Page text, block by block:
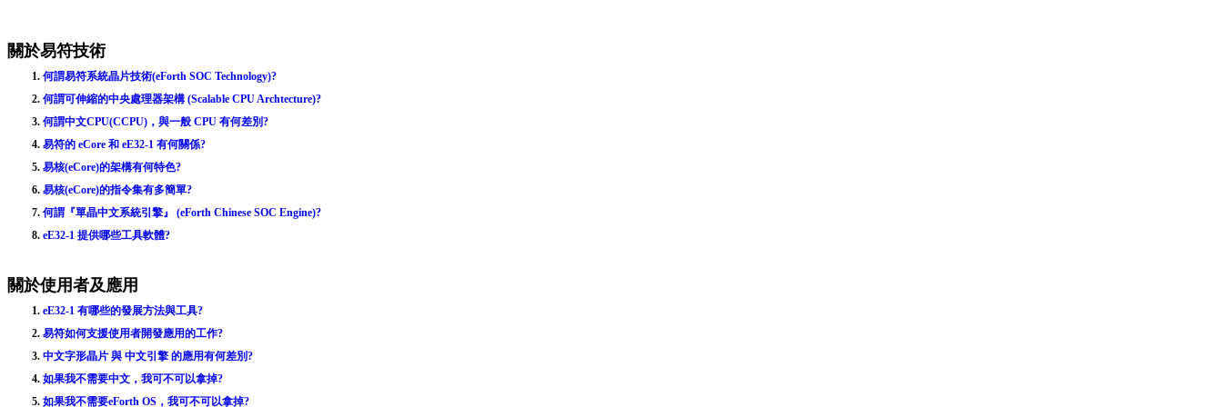
關於易符技術
1. 何謂易符系統晶片技術(eForth SOC Technology)?
2. 何謂可伸縮的中央處理器架構 (Scalable CPU Archtecture)?
3. 何謂中文CPU(CCPU)，與一般 CPU 有何差別?
4. 易符的 eCore 和 eE32-1 有何關係?
5. 易核(eCore)的架構有何特色?
6. 易核(eCore)的指令集有多簡單?
7. 何謂『單晶中文系統引擎』 (eForth Chinese SOC Engine)?
8. eE32-1 提供哪些工具軟體?
關於使用者及應用
1. eE32-1 有哪些的發展方法與工具?
2. 易符如何支援使用者開發應用的工作?
3. 中文字形晶片 與 中文引擎 的應用有何差別?
4. 如果我不需要中文，我可不可以拿掉?
5. 如果我不需要eForth OS，我可不可以拿掉?